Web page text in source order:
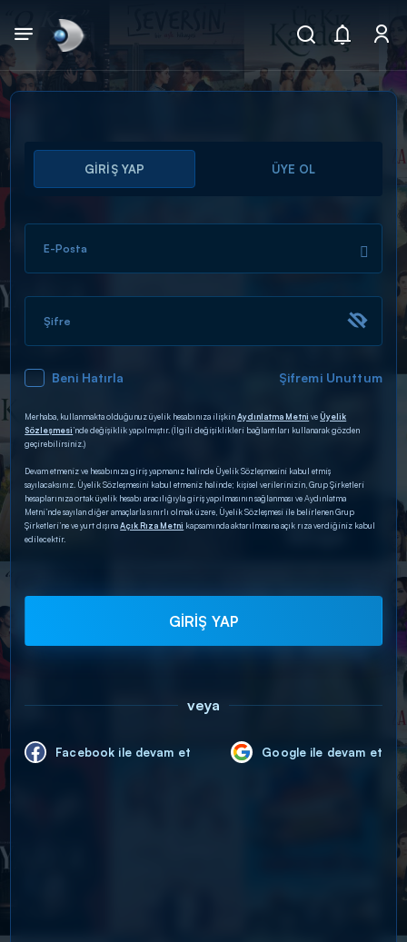
Arama
ARAMA SONUÇLARI
DİĞER SONUÇLAR
GİRİŞ YAP ÜYE OL
E-Posta
Şifre
Beni Hatırla Şifremi Unuttum
Merhaba, kullanmakta olduğunuz üyelik hesabınıza ilişkinAydınlatma Metni veÜyelik
Sözleşmesi’nde değişiklik yapılmıştır. (İlgili değişiklikleri bağlantıları kullanarak gözden
geçirebilirsiniz.)
Devam etmeniz ve hesabınıza giriş yapmanız halinde Üyelik Sözleşmesini kabul etmiş
sayılacaksınız. Üyelik Sözleşmesini kabul etmeniz halinde; kişisel verilerinizin, Grup Şirketleri
hesaplarınıza ortak üyelik hesabı aracılığıyla giriş yapılmasının sağlanması ve Aydınlatma
Metni’nde sayılan diğer amaçlarla sınırlı olmak üzere, Üyelik Sözleşmesi ile belirlenen Grup
Şirketleri’ne ve yurt dışınaAçık Rıza Metni kapsamında aktarılmasına açık rıza verdiğiniz kabul
edilecektir.
GİRİŞ YAP
veya
Facebook ile devam et Google ile devam et